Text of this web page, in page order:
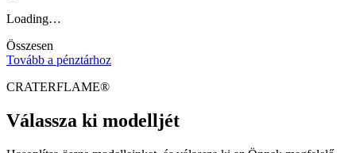
Loading…
Összesen
Tovább a pénztárhoz
CRATERFLAME®
Válassza ki modelljét